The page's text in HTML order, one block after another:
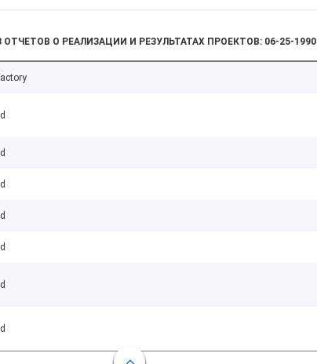
ОТЧЕТОВ О РЕАЛИЗАЦИИ И РЕЗУЛЬТАТАХ ПРОЕКТОВ: 06-25-1990